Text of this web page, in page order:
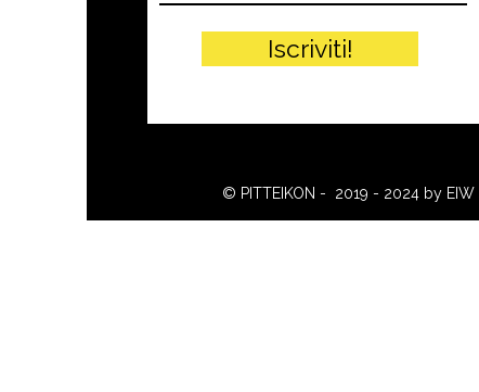
Iscriviti!
© PITTEIKON - 2019 - 2024 by EIW